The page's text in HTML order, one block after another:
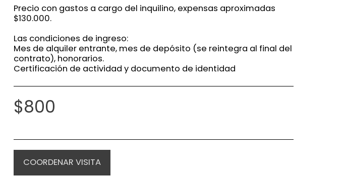
Precio con gastos a cargo del inquilino, expensas aproximadas
$130.000.
Las condiciones de ingreso:
Mes de alquiler entrante, mes de depósito (se reintegra al final del
contrato), honorarios.
Certificación de actividad y documento de identidad
$800
COORDENAR VISITA